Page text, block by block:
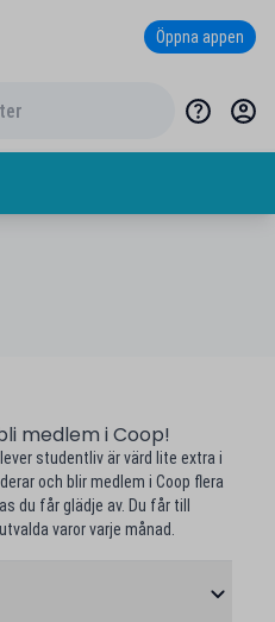
Öppna appen
medlem i Coop!
studentliv är värd lite extra i
och blir medlem i Coop flera
du får glädje av. Du får till
varor varje månad.